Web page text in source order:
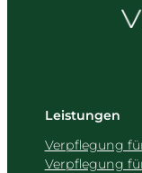
Leistungen
Verpflegung
Verpflegung